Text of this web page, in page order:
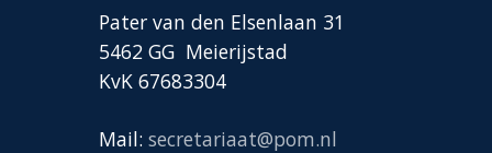
Pater van den Elsenlaan 31
5462 GG Meierijstad
KvK 67683304
Mail:secretariaat@pom.nl